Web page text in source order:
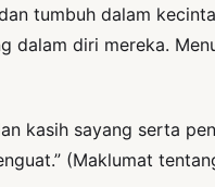
tumbuh dalam
dalam diri mereka.
kasih sayang serta
(Maklumat